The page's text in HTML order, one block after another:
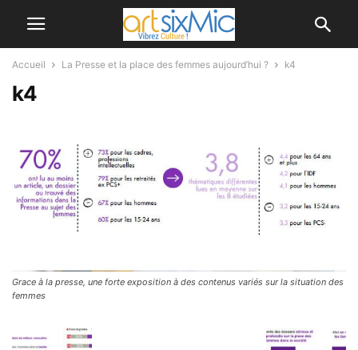
Accueil La Presse et la place des femmes aujourd’hui ? k4
k4
Grace à la presse, une forte exposition à des contenus variés sur la situation des
femmes